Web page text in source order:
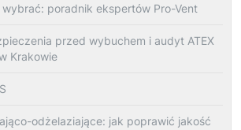
poradnik ekspertów Pro-Vent
przed wybuchem i audyt ATEX
Krakowie
odżelaziające: jak poprawić jakość